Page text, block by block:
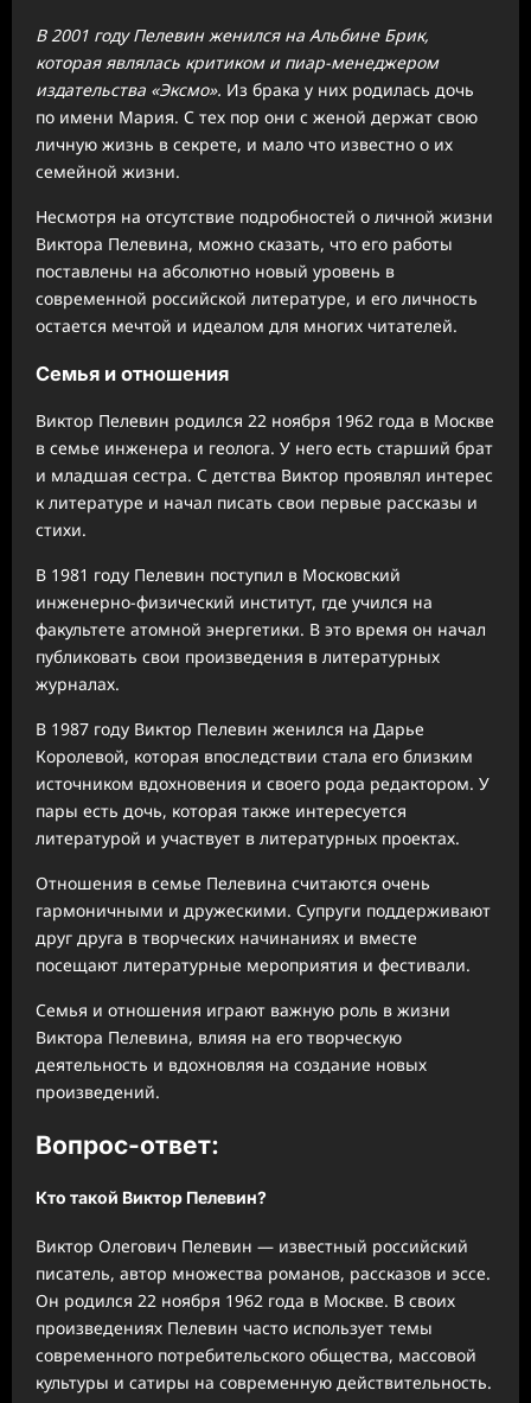
В 2001 году Пелевин женился на Альбине Брик,
которая являлась критиком и пиар-менеджером
издательства «Эксмо». Из брака у них родилась дочь
по имени Мария. С тех пор они с женой держат свою
личную жизнь в секрете, и мало что известно о их
семейной жизни.
Несмотря на отсутствие подробностей о личной жизни
Виктора Пелевина, можно сказать, что его работы
поставлены на абсолютно новый уровень в
современной российской литературе, и его личность
остается мечтой и идеалом для многих читателей.
Семья и отношения
Виктор Пелевин родился 22 ноября 1962 года в Москве
в семье инженера и геолога. У него есть старший брат
и младшая сестра. С детства Виктор проявлял интерес
к литературе и начал писать свои первые рассказы и
стихи.
В 1981 году Пелевин поступил в Московский
инженерно-физический институт, где учился на
факультете атомной энергетики. В это время он начал
публиковать свои произведения в литературных
журналах.
В 1987 году Виктор Пелевин женился на Дарье
Королевой, которая впоследствии стала его близким
источником вдохновения и своего рода редактором. У
пары есть дочь, которая также интересуется
литературой и участвует в литературных проектах.
Отношения в семье Пелевина считаются очень
гармоничными и дружескими. Супруги поддерживают
друг друга в творческих начинаниях и вместе
посещают литературные мероприятия и фестивали.
Семья и отношения играют важную роль в жизни
Виктора Пелевина, влияя на его творческую
деятельность и вдохновляя на создание новых
произведений.
Вопрос-ответ:
Кто такой Виктор Пелевин?
Виктор Олегович Пелевин — известный российский
писатель, автор множества романов, рассказов и эссе.
Он родился 22 ноября 1962 года в Москве. В своих
произведениях Пелевин часто использует темы
современного потребительского общества, массовой
культуры и сатиры на современную действительность.